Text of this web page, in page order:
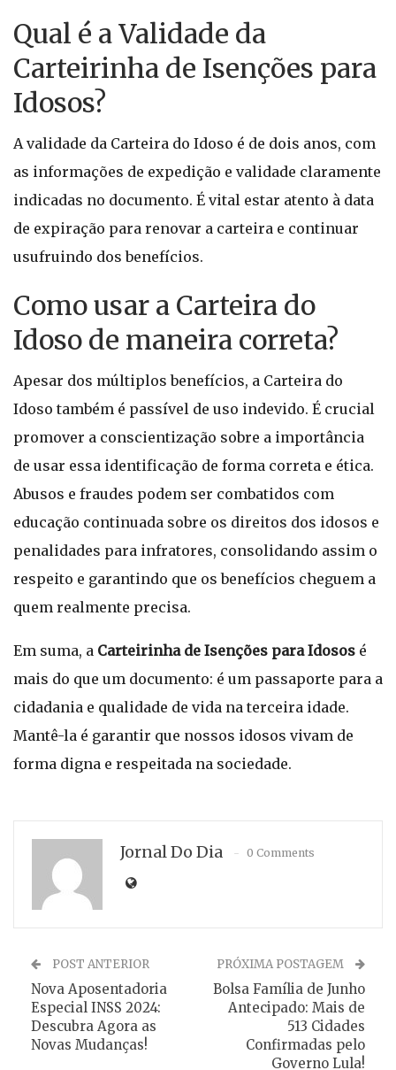
Qual é a Validade da
Carteirinha de Isenções para
Idosos?
A validade da Carteira do Idoso é de dois anos, com
as informações de expedição e validade claramente
indicadas no documento. É vital estar atento à data
de expiração para renovar a carteira e continuar
usufruindo dos benefícios.
Como usar a Carteira do
Idoso de maneira correta?
Apesar dos múltiplos benefícios, a Carteira do
Idoso também é passível de uso indevido. É crucial
promover a conscientização sobre a importância
de usar essa identificação de forma correta e ética.
Abusos e fraudes podem ser combatidos com
educação continuada sobre os direitos dos idosos e
penalidades para infratores, consolidando assim o
respeito e garantindo que os benefícios cheguem a
quem realmente precisa.
Em suma, a Carteirinha de Isenções para Idosos é
mais do que um documento: é um passaporte para a
cidadania e qualidade de vida na terceira idade.
Mantê-la é garantir que nossos idosos vivam de
forma digna e respeitada na sociedade.
Jornal Do Dia 0 Comments
POST ANTERIOR
Nova Aposentadoria
Especial INSS 2024:
Descubra Agora as
Novas Mudanças!
PRÓXIMA POSTAGEM
Bolsa Família de Junho
Antecipado: Mais de
513 Cidades
Confirmadas pelo
Governo Lula!